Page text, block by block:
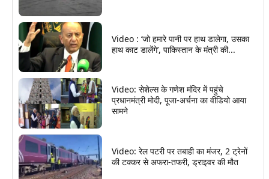
Video : ‘जो हमारे पानी पर हाथ डालेगा, उसका
हाथ काट डालेंगे’, पाकिस्तान के मंत्री की...
Video: सेशेल्स के गणेश मंदिर में पहुंचे
प्रधानमंत्री मोदी, पूजा-अर्चना का वीडियो आया
सामने
Video: रेल पटरी पर तबाही का मंजर, 2 ट्रेनों
की टक्कर से अफरा-तफरी, ड्राइवर की मौत